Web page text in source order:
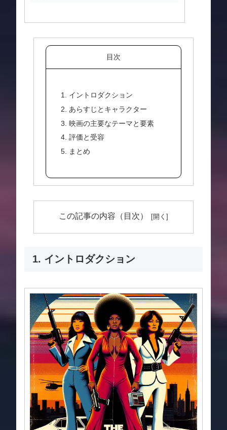
目次
1. イントロダクション
2. あらすじとキャラクター
3. 映画の主要なテーマと要素
4. 評価と受容
5. まとめ
この記事の内容（目次）
1. イントロダクション